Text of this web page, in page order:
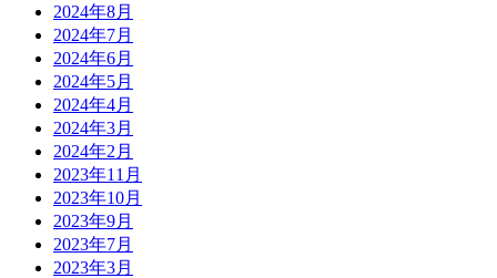
2024年8月
2024年7月
2024年6月
2024年5月
2024年4月
2024年3月
2024年2月
2023年11月
2023年10月
2023年9月
2023年7月
2023年3月